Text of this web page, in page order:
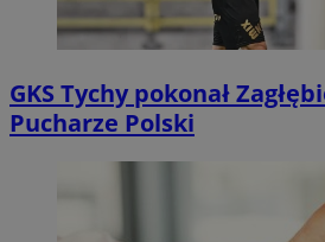
GKS Tychy pokonał
Pucharze Polski